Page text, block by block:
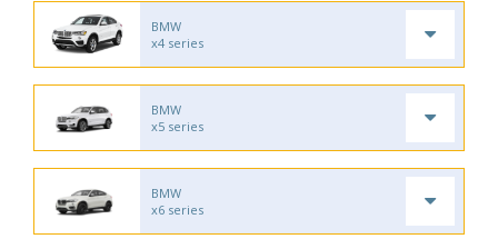
BMW
x4 series
BMW
x5 series
BMW
x6 series